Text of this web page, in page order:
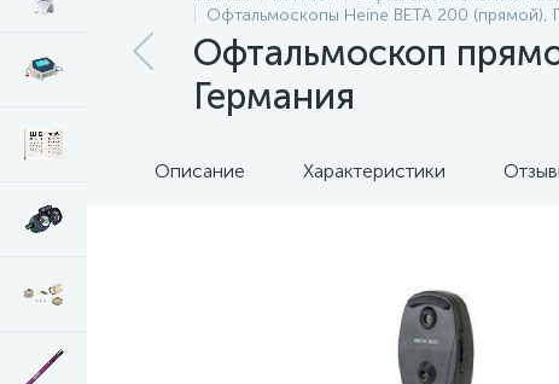
Офтальмоскопы Heine BETA 200 (прямой),
Офтальмоскоп
Германия
Описание Характеристики